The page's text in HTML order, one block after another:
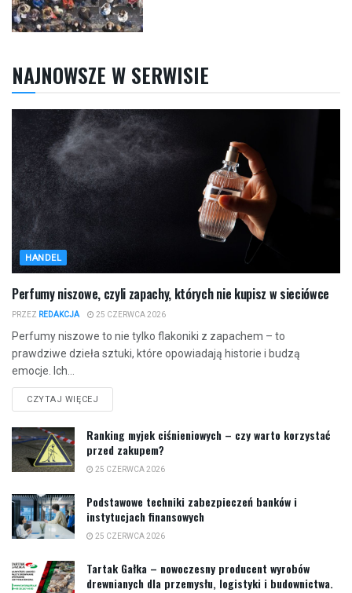
NAJNOWSZE W SERWISIE
HANDEL
Perfumy niszowe, czyli zapachy, których nie kupisz w sieciówce
PRZEZ REDAKCJA 25 CZERWCA 2026
Perfumy niszowe to nie tylko flakoniki z zapachem – to
prawdziwe dzieła sztuki, które opowiadają historie i budzą
emocje. Ich...
CZYTAJ WIĘCEJ
Ranking myjek ciśnieniowych – czy warto korzystać
przed zakupem?
25 CZERWCA 2026
Podstawowe techniki zabezpieczeń banków i
instytucjach finansowych
25 CZERWCA 2026
Tartak Gałka – nowoczesny producent wyrobów
drewnianych dla przemysłu, logistyki i budownictwa.